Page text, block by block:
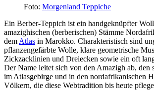
Foto: Morgenland Teppiche
Ein Berber-Teppich ist ein handgeknüpfter
amazighischen (berberischen) Stämme
dem Atlas in Marokko. Charakteristisch sind
pflanzengefärbte Wolle, klare geometrische
Zickzacklinien und Dreiecken sowie ein oft
Der Name leitet sich von den Amazigh ab, den
im Atlasgebirge und in den nordafrikanischen
Völkern, die diese Webtradition bis heute